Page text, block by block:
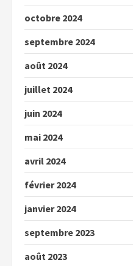
octobre 2024
septembre 2024
août 2024
juillet 2024
juin 2024
mai 2024
avril 2024
février 2024
janvier 2024
septembre 2023
août 2023